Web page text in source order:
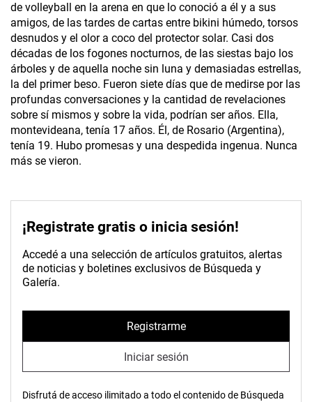
de volleyball en la arena en que lo conoció a él y a sus
amigos, de las tardes de cartas entre bikini húmedo, torsos
desnudos y el olor a coco del protector solar. Casi dos
décadas de los fogones nocturnos, de las siestas bajo los
árboles y de aquella noche sin luna y demasiadas estrellas,
la del primer beso. Fueron siete días que de medirse por las
profundas conversaciones y la cantidad de revelaciones
sobre sí mismos y sobre la vida, podrían ser años. Ella,
montevideana, tenía 17 años. Él, de Rosario (Argentina),
tenía 19. Hubo promesas y una despedida ingenua. Nunca
más se vieron.
¡Registrate gratis o inicia sesión!
Accedé a una selección de artículos gratuitos, alertas
de noticias y boletines exclusivos de Búsqueda y
Galería.
Registrarme
Iniciar sesión
Disfrutá de acceso ilimitado a todo el contenido de Búsqueda